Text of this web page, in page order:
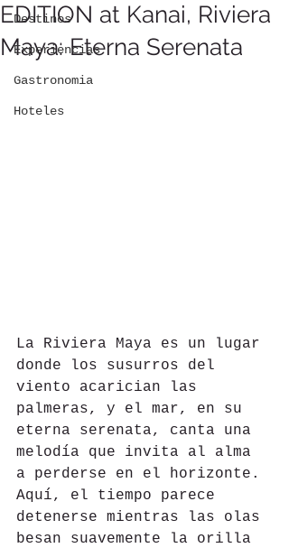
Destinos
Experiencias
Gastronomia
Hoteles
EDITION at Kanai, Riviera
Maya: Eterna Serenata
La Riviera Maya es un lugar
donde los susurros del
viento acarician las
palmeras, y el mar, en su
eterna serenata, canta una
melodía que invita al alma
a perderse en el horizonte.
Aquí, el tiempo parece
detenerse mientras las olas
besan suavemente la orilla